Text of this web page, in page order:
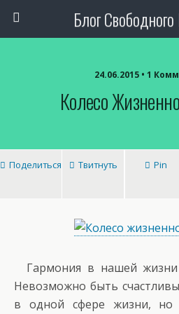
Блог
24.06.2015 • 1
Колесо
Поделиться Твитнуть Pin
Гармония в нашей
Невозможно быть
в одной сфере жизни, но